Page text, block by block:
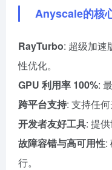
Anyscale的核
RayTurbo: 超级加速
性优化。
GPU 利用率 100%:
跨平台支持: 支持任
开发者友好工具: 提
故障容错与高可用性:
行。